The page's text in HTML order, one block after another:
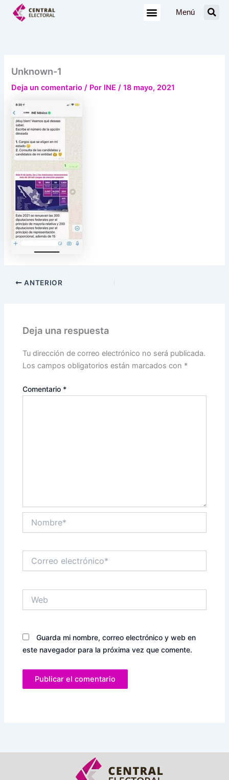
Menú
Unknown-1
Deja un comentario / Por INE/18 mayo, 2021
ANTERIOR
Deja una respuesta
Tu dirección de correo electrónico no será publicada.
Los campos obligatorios están marcados con *
Comentario *
electrónico*
Guarda mi nombre, correo electrónico y web en
este navegador para la próxima vez que comente.